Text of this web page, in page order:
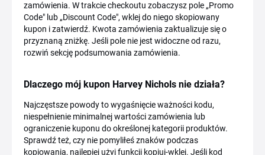
zamówienia. W trakcie checkoutu zobaczysz pole „Promo
Code" lub „Discount Code", wklej do niego skopiowany
kupon i zatwierdź. Kwota zamówienia zaktualizuje się o
przyznaną zniżkę. Jeśli pole nie jest widoczne od razu,
rozwiń sekcję podsumowania zamówienia.
Dlaczego mój kupon Harvey Nichols nie działa?
Najczęstsze powody to wygaśnięcie ważności kodu,
niespełnienie minimalnej wartości zamówienia lub
ograniczenie kuponu do określonej kategorii produktów.
Sprawdź też, czy nie pomyliłeś znaków podczas
kopiowania, najlepiej użyj funkcji kopiuj-wklej. Jeśli kod